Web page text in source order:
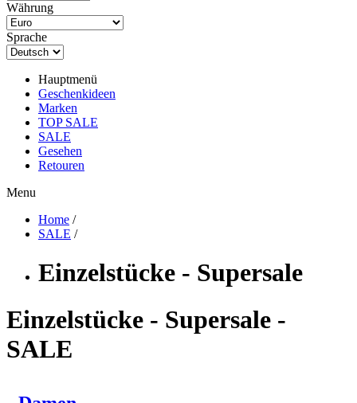
Währung
Sprache
Hauptmenü
Geschenkideen
Marken
TOP SALE
SALE
Gesehen
Retouren
Menu
Home /
SALE /
Einzelstücke - Supersale
Einzelstücke - Supersale -
SALE